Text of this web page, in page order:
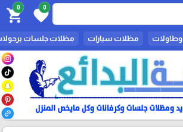
0
favorite
0
shopping_cart
مظلات سيارات مظلات جلسات